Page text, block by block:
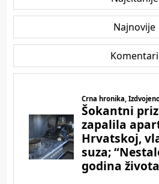
Najnovije
Komentari